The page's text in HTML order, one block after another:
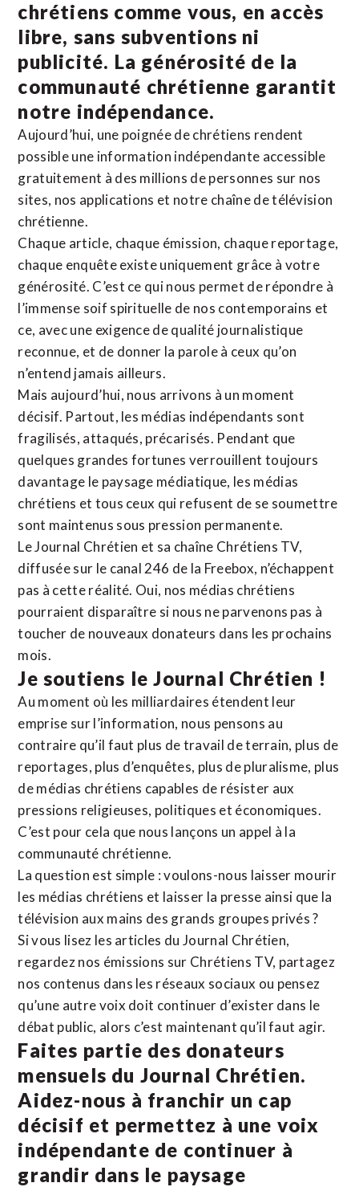
chrétiens comme vous, en accès
libre, sans subventions ni
publicité. La générosité de la
communauté chrétienne garantit
notre indépendance.
Aujourd’hui, une poignée de chrétiens rendent
possible une information indépendante accessible
gratuitement à des millions de personnes sur nos
sites, nos applications et notre chaîne de télévision
chrétienne.
Chaque article, chaque émission, chaque reportage,
chaque enquête existe uniquement grâce à votre
générosité. C’est ce qui nous permet de répondre à
l’immense soif spirituelle de nos contemporains et
ce, avec une exigence de qualité journalistique
reconnue, et de donner la parole à ceux qu’on
n’entend jamais ailleurs.
Mais aujourd’hui, nous arrivons à un moment
décisif. Partout, les médias indépendants sont
fragilisés, attaqués, précarisés. Pendant que
quelques grandes fortunes verrouillent toujours
davantage le paysage médiatique, les médias
chrétiens et tous ceux qui refusent de se soumettre
sont maintenus sous pression permanente.
Le Journal Chrétien et sa chaîne Chrétiens TV,
diffusée sur le canal 246 de la Freebox, n’échappent
pas à cette réalité. Oui, nos médias chrétiens
pourraient disparaître si nous ne parvenons pas à
toucher de nouveaux donateurs dans les prochains
mois.
Je soutiens le Journal Chrétien !
Au moment où les milliardaires étendent leur
emprise sur l’information, nous pensons au
contraire qu’il faut plus de travail de terrain, plus de
reportages, plus d’enquêtes, plus de pluralisme, plus
de médias chrétiens capables de résister aux
pressions religieuses, politiques et économiques.
C’est pour cela que nous lançons un appel à la
communauté chrétienne.
La question est simple : voulons-nous laisser mourir
les médias chrétiens et laisser la presse ainsi que la
télévision aux mains des grands groupes privés ?
Si vous lisez les articles du Journal Chrétien,
regardez nos émissions sur Chrétiens TV, partagez
nos contenus dans les réseaux sociaux ou pensez
qu’une autre voix doit continuer d’exister dans le
débat public, alors c’est maintenant qu’il faut agir.
Faites partie des donateurs
mensuels du Journal Chrétien.
Aidez-nous à franchir un cap
décisif et permettez à une voix
indépendante de continuer à
grandir dans le paysage